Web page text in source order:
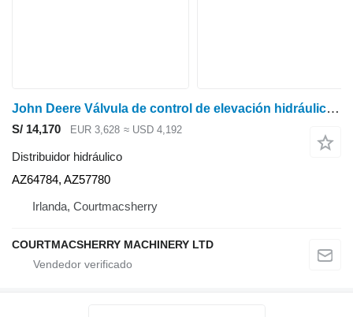
John Deere Válvula de control de elevación hidráulica 3800 Az64784, Az57780 AZ64784, AZ57780 distribuidor hidráulico para cargadora agrícola
S/ 14,170 EUR 3,628 ≈ USD 4,192
Distribuidor hidráulico
AZ64784, AZ57780
Irlanda, Courtmacsherry
COURTMACSHERRY MACHINERY LTD